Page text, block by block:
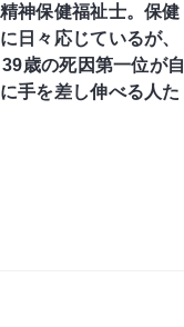
神保健福祉士。保健
日々応じているが、
歳の死因第一位が自
手を差し伸べる人た